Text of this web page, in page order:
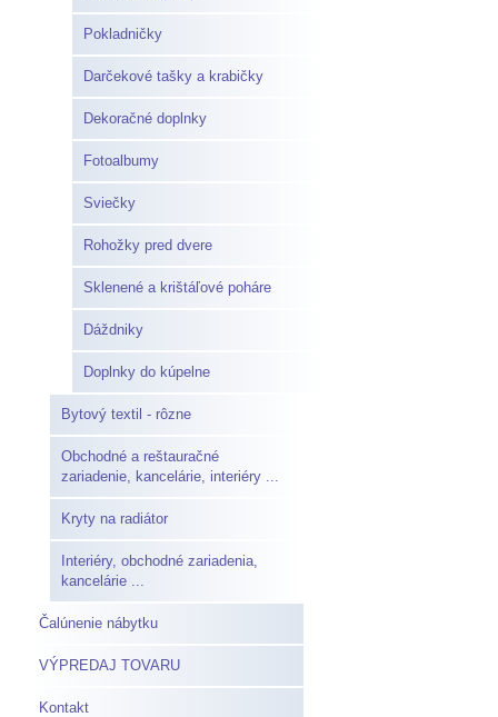
Pokladničky
Darčekové tašky a krabičky
Dekoračné doplnky
Fotoalbumy
Sviečky
Rohožky pred dvere
Sklenené a krištáľové poháre
Dáždniky
Doplnky do kúpelne
Bytový textil - rôzne
Obchodné a reštauračné
zariadenie, kancelárie, interiéry ...
Kryty na radiátor
Interiéry, obchodné zariadenia,
kancelárie ...
Čalúnenie nábytku
VÝPREDAJ TOVARU
Kontakt